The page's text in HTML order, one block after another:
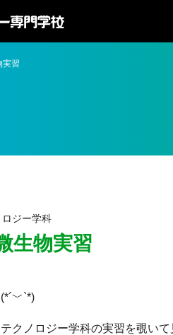
実習
ジー学科
生物実習
クノロジー学科の実習を覗い